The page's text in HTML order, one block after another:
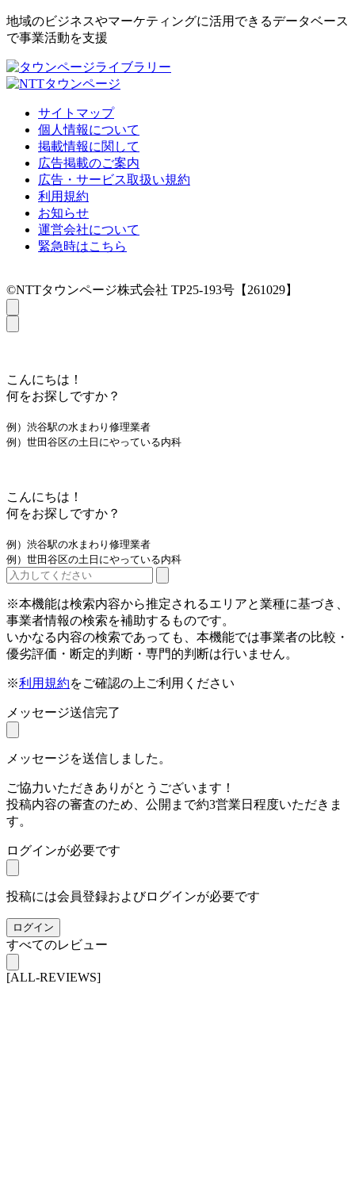
地域のビジネスやマーケティングに活用できるデータベース
で事業活動を支援
サイトマップ
個人情報について
掲載情報に関して
広告掲載のご案内
広告・サービス取扱い規約
利用規約
お知らせ
運営会社について
緊急時はこちら
©NTTタウンページ株式会社 TP25-193号【261029】
こんにちは！
何をお探しですか？
例）渋谷駅の水まわり修理業者
例）世田谷区の土日にやっている内科
こんにちは！
何をお探しですか？
例）渋谷駅の水まわり修理業者
例）世田谷区の土日にやっている内科
※本機能は検索内容から推定されるエリアと業種に基づき、
事業者情報の検索を補助するものです。
いかなる内容の検索であっても、本機能では事業者の比較・
優劣評価・断定的判断・専門的判断は行いません。
※利用規約をご確認の上ご利用ください
メッセージ送信完了
メッセージを送信しました。
ご協力いただきありがとうございます！
投稿内容の審査のため、公開まで約3営業日程度いただきま
す。
ログインが必要です
投稿には会員登録およびログインが必要です
ログイン
すべてのレビュー
[ALL-REVIEWS]